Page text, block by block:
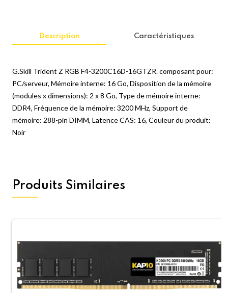
Description Caractéristiques
G.Skill Trident Z RGB F4-3200C16D-16GTZR. composant pour:
PC/serveur, Mémoire interne: 16 Go, Disposition de la mémoire
(modules x dimensions): 2 x 8 Go, Type de mémoire interne:
DDR4, Fréquence de la mémoire: 3200 MHz, Support de
mémoire: 288-pin DIMM, Latence CAS: 16, Couleur du produit:
Noir
Produits Similaires